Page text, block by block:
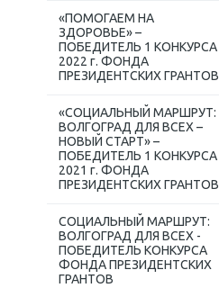
«ПОМОГАЕМ НА
ЗДОРОВЬЕ» –
ПОБЕДИТЕЛЬ 1 КОНКУРСА
2022 г. ФОНДА
ПРЕЗИДЕНТСКИХ ГРАНТОВ
«СОЦИАЛЬНЫЙ МАРШРУТ:
ВОЛГОГРАД ДЛЯ ВСЕХ –
НОВЫЙ СТАРТ» –
ПОБЕДИТЕЛЬ 1 КОНКУРСА
2021 г. ФОНДА
ПРЕЗИДЕНТСКИХ ГРАНТОВ
СОЦИАЛЬНЫЙ МАРШРУТ:
ВОЛГОГРАД ДЛЯ ВСЕХ -
ПОБЕДИТЕЛЬ КОНКУРСА
ФОНДА ПРЕЗИДЕНТСКИХ
ГРАНТОВ